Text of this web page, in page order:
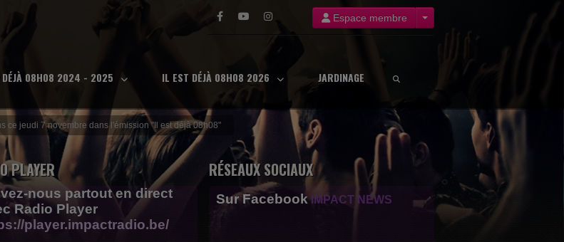
Espace membre
DÉJÀ 08H08 2024 - 2025 IL EST DÉJÀ 08H08 2026 JARDINAGE
ce jeudi 7 novembre dans l'émission "Il est déjà 08h08"
PLAYER
nous partout en direct
Radio Player
player.impactradio.be/
RÉSEAUX SOCIAUX
Sur Facebook IMPACT NEWS